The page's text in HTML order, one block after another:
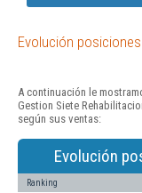
Evolución
A continuación le
Gestion Siete
según sus ventas:
Evolución
Ranking